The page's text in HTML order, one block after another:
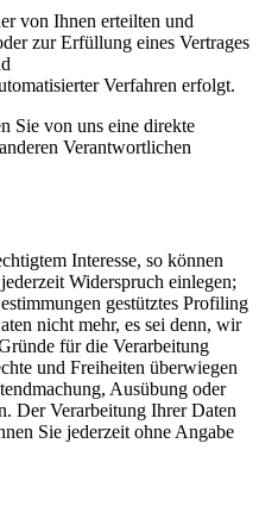
von Ihnen erteilten und
zur Erfüllung eines Vertrages
Verfahren erfolgt.
Sie von uns eine direkte
Verantwortlichen
Interesse, so können
Widerspruch einlegen;
gestütztes Profiling
nicht mehr, es sei denn, wir
für die Verarbeitung
und Freiheiten überwiegen
Ausübung oder
Der Verarbeitung Ihrer Daten
Sie jederzeit ohne Angabe